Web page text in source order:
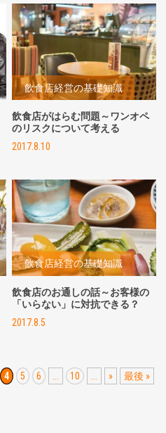
飲食店経営の基礎知識
飲食店がはらむ問題～ワンオペ
のリスクについて考える
2017.8.10
飲食店経営の基礎知識
飲食店のお通しの話～お客様の
「いらない」に対抗できる？
2017.8.5
4 5 6 10 » 最後 »